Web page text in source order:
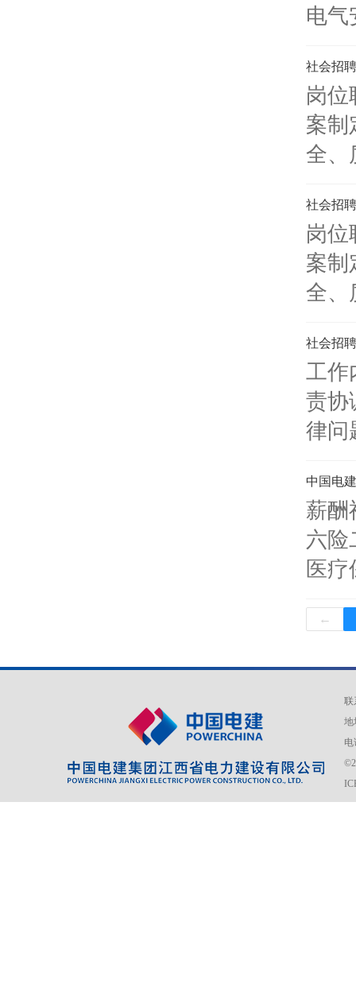
电气
社会招
岗位
案制
全、
社会招
岗位
案制
全、
社会招
工作
责协
律问
中国电
薪酬
六险
医
←
联
地
电